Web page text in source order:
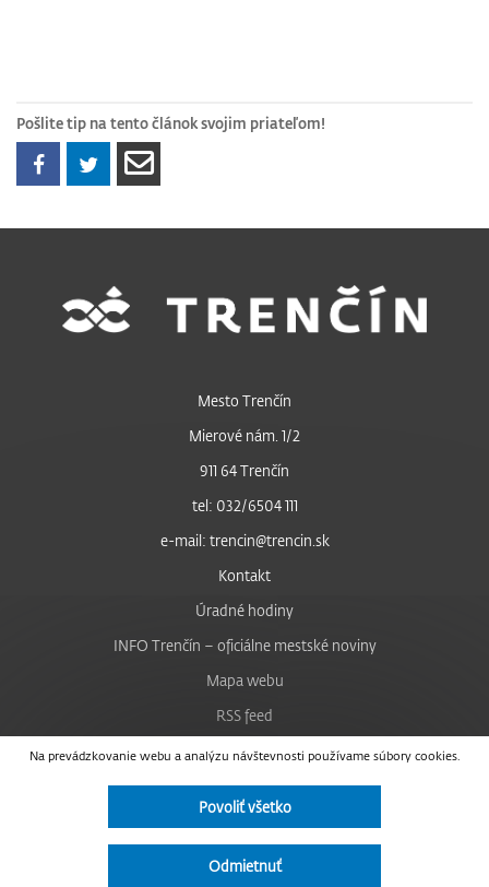
Pošlite tip na tento článok svojim priateľom!
Na prevádzkovanie webu a analýzu návštevnosti používame súbory cookies.
Povoliť všetko
Odmietnuť
Mesto Trenčín
Mierové nám. 1/2
911 64 Trenčín
tel: 032/6504 111
e-mail: trencin@trencin.sk
Kontakt
Úradné hodiny
INFO Trenčín – oficiálne mestské noviny
Mapa webu
RSS feed
Nastavenie cookies
Facebook
Instagram